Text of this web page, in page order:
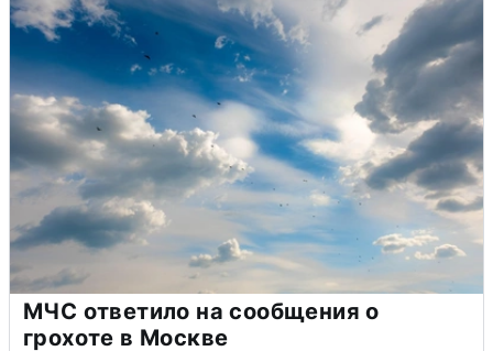
МЧС ответило на сообщения о
грохоте в Москве